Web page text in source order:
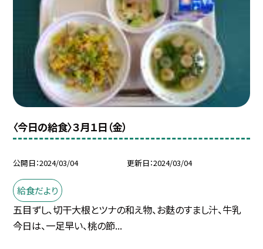
〈今日の給食〉３月１日（金）
公開日 2024/03/04 更新日 2024/03/04
給食だより
五目ずし、切干大根とツナの和え物、お麩のすまし汁、牛乳
今日は、一足早い、桃の節...